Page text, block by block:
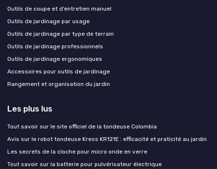
Outils de coupe et d’entretien manuel
Outils de jardinage par usage
Outils de jardinage par type de terrain
Outils de jardinage professionnels
Outils de jardinage ergonomiques
Accessoires pour outils de jardinage
Rangement et organisation du jardin
Les plus lus
Tout savoir sur le site officiel de la tondeuse Colombia
Avis sur le robot tondeuse Kress KR121E : efficacité et praticité au jardin
Les secrets de la cloche pour micro onde en verre
Tout savoir sur la batterie pour pulvérisateur électrique